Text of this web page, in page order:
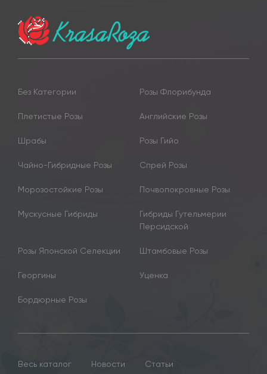
Без Категории Розы Флорибунда
Плетистые Розы Английские Розы
Шрабы Розы Гийо
Чайно-Гибридные Розы Спрей Розы
Морозостойкие Розы Почвопокровные Розы
Мускусные Гибриды
Гибриды Гутельмерии
Персидской
Розы Японской Селекции Штамбовые Розы
Георгины Уценка
Бордюрные Розы
Весь каталог Новости Статьи